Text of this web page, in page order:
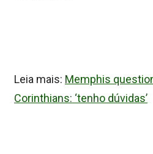
Leia mais: Memphis
Corinthians: ‘tenho dúvidas’